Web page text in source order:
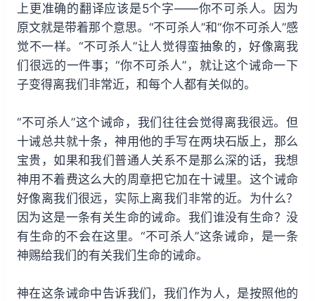
s
5
s
上更准确的翻译应该是5个字——你不可杀人。因为
原文就是带着那个意思。“不可杀人”和“你不可杀人”感
觉不一样。“不可杀人”让人觉得蛮抽象的，好像离我
们很远的一件事；“你不可杀人”，就让这个诫命一下
子变得离我们非常近，和每个人都有关似的。
“不可杀人”这个诫命，我们往往会觉得离我很远。但
十诫总共就十条，神用他的手写在两块石版上，那么
宝贵，如果和我们普通人关系不是那么深的话，我想
神用不着费这么大的周章把它加在十诫里。这个诫命
好像离我们很远，实际上离我们非常的近。为什么？
因为这是一条有关生命的诫命。我们谁没有生命？没
有生命的不会在这里。“不可杀人”这条诫命，是一条
神赐给我们的有关我们生命的诫命。
神在这条诫命中告诉我们，我们作为人，是按照他的